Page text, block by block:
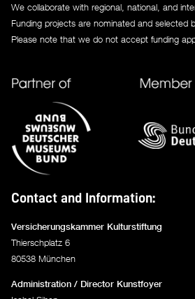
We collaborate with regional, national, and
Funding projects are nominated and selected
Please note that we do not accept funding
Contact and Information:
Versicherungskammer Kulturstiftung
Thierschplatz 6
80538 München
Administration / Director Kunstfoyer